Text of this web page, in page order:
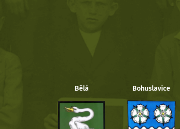
Bělá Bohuslavice